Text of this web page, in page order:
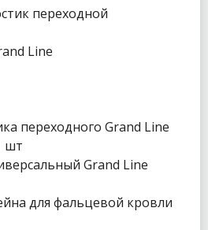
переходной
Line
переходного Grand Line
шт
Grand Line
для фальцевой кровли